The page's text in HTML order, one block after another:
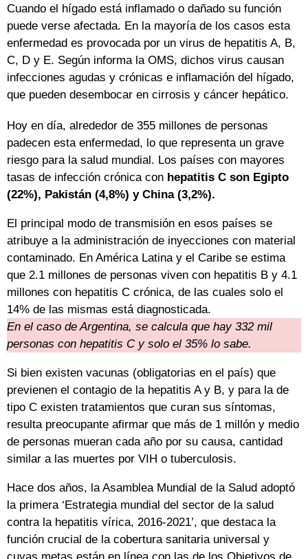
Cuando el hígado está inflamado o dañado su función
puede verse afectada. En la mayoría de los casos esta
enfermedad es provocada por un virus de hepatitis A, B,
C, D y E. Según informa la OMS, dichos virus causan
infecciones agudas y crónicas e inflamación del hígado,
que pueden desembocar en cirrosis y cáncer hepático.
Hoy en día, alrededor de 355 millones de personas
padecen esta enfermedad, lo que representa un grave
riesgo para la salud mundial. Los países con mayores
tasas de infección crónica con hepatitis C son Egipto
(22%), Pakistán (4,8%) y China (3,2%).
El principal modo de transmisión en esos países se
atribuye a la administración de inyecciones con material
contaminado. En América Latina y el Caribe se estima
que 2.1 millones de personas viven con hepatitis B y 4.1
millones con hepatitis C crónica, de las cuales solo el
14% de las mismas está diagnosticada.
En el caso de Argentina, se calcula que hay 332 mil
personas con hepatitis C y solo el 35% lo sabe.
Si bien existen vacunas (obligatorias en el país) que
previenen el contagio de la hepatitis A y B, y para la de
tipo C existen tratamientos que curan sus síntomas,
resulta preocupante afirmar que más de 1 millón y medio
de personas mueran cada año por su causa, cantidad
similar a las muertes por VIH o tuberculosis.
Hace dos años, la Asamblea Mundial de la Salud adoptó
la primera ‘Estrategia mundial del sector de la salud
contra la hepatitis vírica, 2016-2021’, que destaca la
función crucial de la cobertura sanitaria universal y